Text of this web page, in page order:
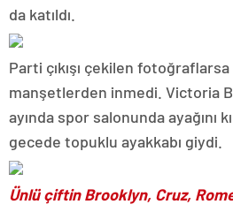
da katıldı.
Parti çıkışı çekilen
manşetlerden inmedi. Victoria
ayında spor salonunda ayağını
gecede topuklu ayakkabı giydi.
Ünlü çiftin Brooklyn, Cruz,